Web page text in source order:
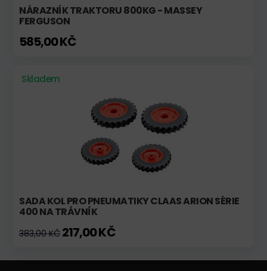
NÁRAZNÍK TRAKTORU 800KG - MASSEY
FERGUSON
585,00 KČ
Skladem
SADA KOL PRO PNEUMATIKY CLAAS ARION SÉRIE
400 NA TRÁVNÍK
383,00 KČ 217,00 KČ